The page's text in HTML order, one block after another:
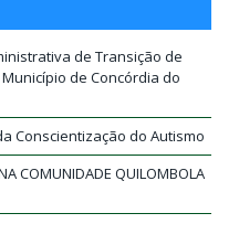
de Transição de
de Concórdia do
Conscientização do Autismo
COMUNIDADE QUILOMBOLA